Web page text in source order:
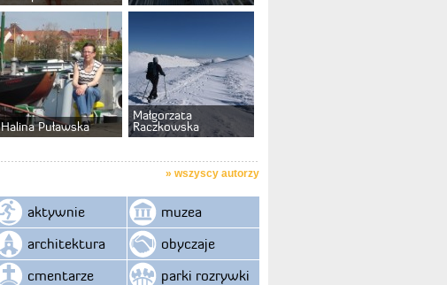
Halina Puławska
Małgorzata
Raczkowska
» wszyscy autorzy
aktywnie
architektura
cmentarze
muzea
obyczaje
parki rozrywki